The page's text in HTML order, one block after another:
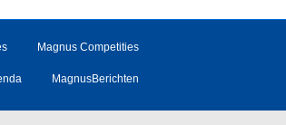
Magnus Competities
MagnusBerichten